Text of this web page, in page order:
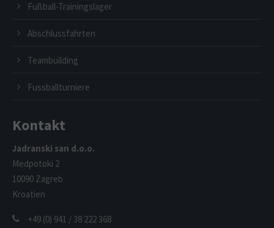
Fußball-Trainingslager
Abschlussfahrten
Teambuilding
Fussballturniere
Kontakt
Jadranski san d.o.o.
Medpotoki 2
10090 Zagreb
Kroatien
+49 (0) 941 / 38 222 368